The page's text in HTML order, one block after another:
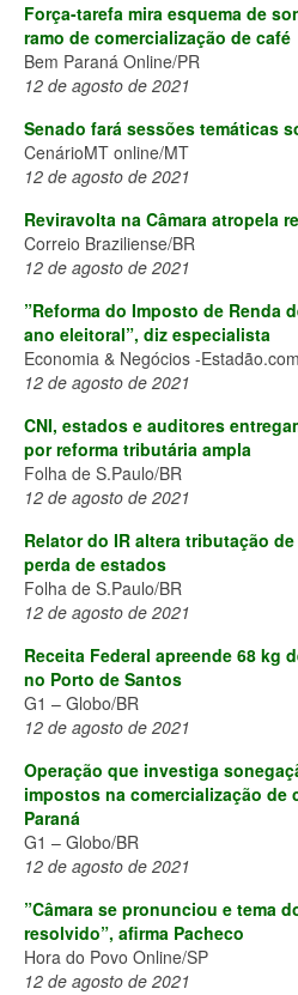
Força-tarefa mira esquema de
ramo de comercialização de café
Bem Paraná Online/PR
12 de agosto de 2021
Senado fará sessões temáticas
CenárioMT online/MT
12 de agosto de 2021
Reviravolta na Câmara atropela
Correio Braziliense/BR
12 de agosto de 2021
”Reforma do Imposto de Renda
ano eleitoral”, diz especialista
Economia & Negócios -
12 de agosto de 2021
CNI, estados e auditores
por reforma tributária ampla
Folha de S.Paulo/BR
12 de agosto de 2021
Relator do IR altera tributação
perda de estados
Folha de S.Paulo/BR
12 de agosto de 2021
Receita Federal apreende 68 kg
no Porto de Santos
G1 – Globo/BR
12 de agosto de 2021
Operação que investiga
impostos na comercialização de
Paraná
G1 – Globo/BR
12 de agosto de 2021
”Câmara se pronunciou e tema
resolvido”, afirma Pacheco
Hora do Povo Online/SP
12 de agosto de 2021